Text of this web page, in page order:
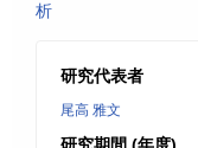
析
研究代表者
尾高 雅文